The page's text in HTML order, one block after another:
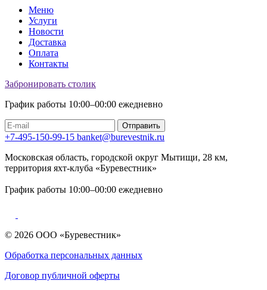
Меню
Услуги
Новости
Доставка
Оплата
Контакты
Забронировать столик
График работы 10:00–00:00 ежедневно
Отправить
+7-495-150-99-15 banket@burevestnik.ru
Московская область, городской округ Мытищи, 28 км,
территория яхт-клуба «Буревестник»
График работы 10:00–00:00 ежедневно
© 2026 ООО «Буревестник»
Обработка персональных данных
Договор публичной оферты